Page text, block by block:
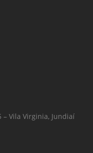
– Vila Virginia, Jundiaí